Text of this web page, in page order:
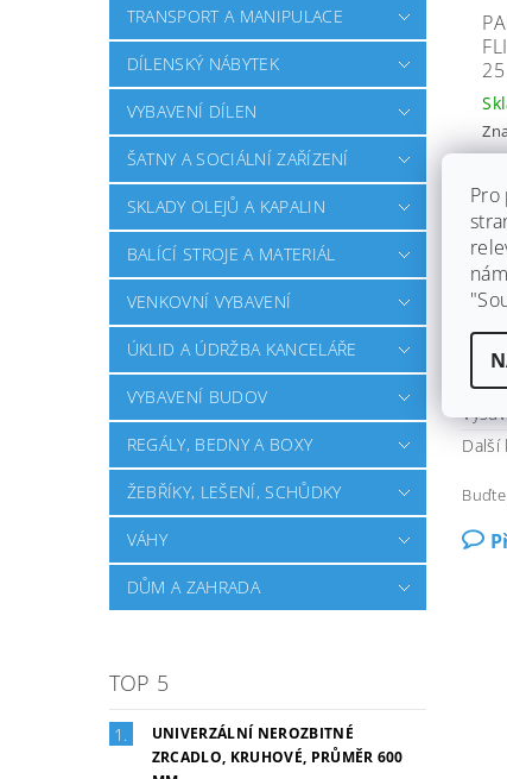
TRANSPORT A MANIPULACE
DÍLENSKÝ NÁBYTEK
VYBAVENÍ DÍLEN
ŠATNY A SOCIÁLNÍ ZAŘÍZENÍ
SKLADY OLEJŮ A KAPALIN
BALÍCÍ STROJE A MATERIÁL
VENKOVNÍ VYBAVENÍ
ÚKLID A ÚDRŽBA KANCELÁŘE
VYBAVENÍ BUDOV
REGÁLY, BEDNY A BOXY
ŽEBŘÍKY, LEŠENÍ, SCHŮDKY
VÁHY
DŮM A ZAHRADA
TOP 5
UNIVERZÁLNÍ NEROZBITNÉ
ZRCADLO, KRUHOVÉ, PRŮMĚR 600
1
Typ
Typ
Další
Pro